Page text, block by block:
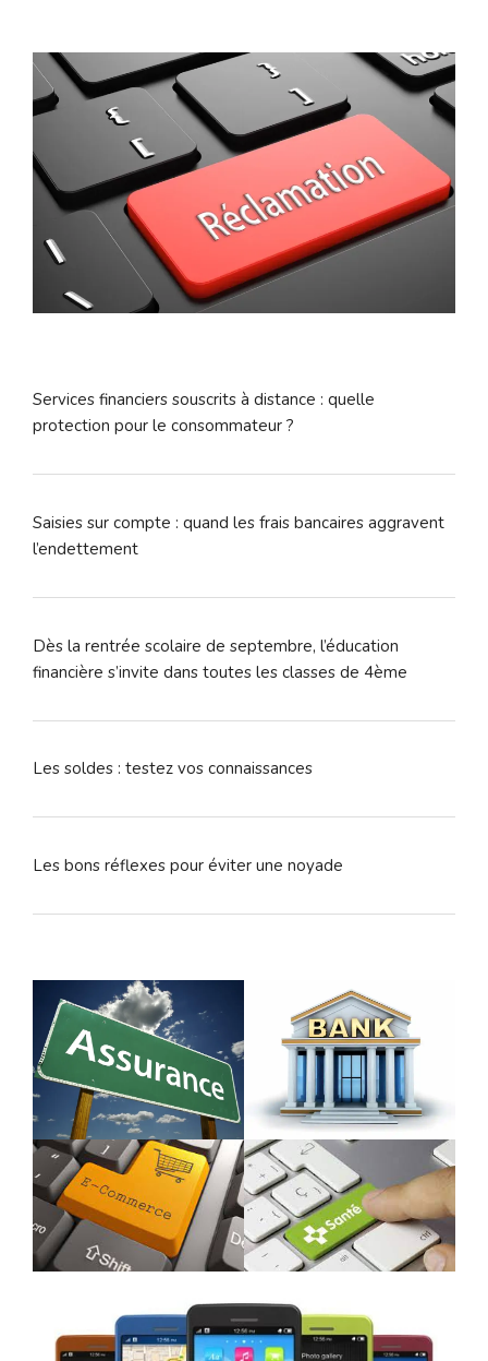
Services financiers souscrits à distance : quelle
protection pour le consommateur ?
Saisies sur compte : quand les frais bancaires aggravent
l’endettement
Dès la rentrée scolaire de septembre, l’éducation
financière s’invite dans toutes les classes de 4ème
Les soldes : testez vos connaissances
Les bons réflexes pour éviter une noyade